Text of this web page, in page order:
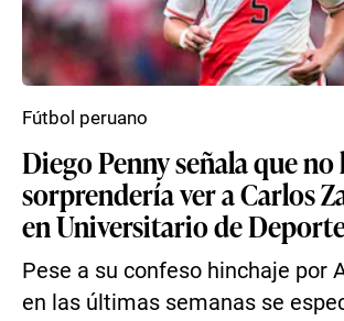
Diego Penny señala que no
sorprendería ver a Carlos
en Universitario de
Pese a su confeso hinchaje por
en las últimas semanas se
Fútbol peruano